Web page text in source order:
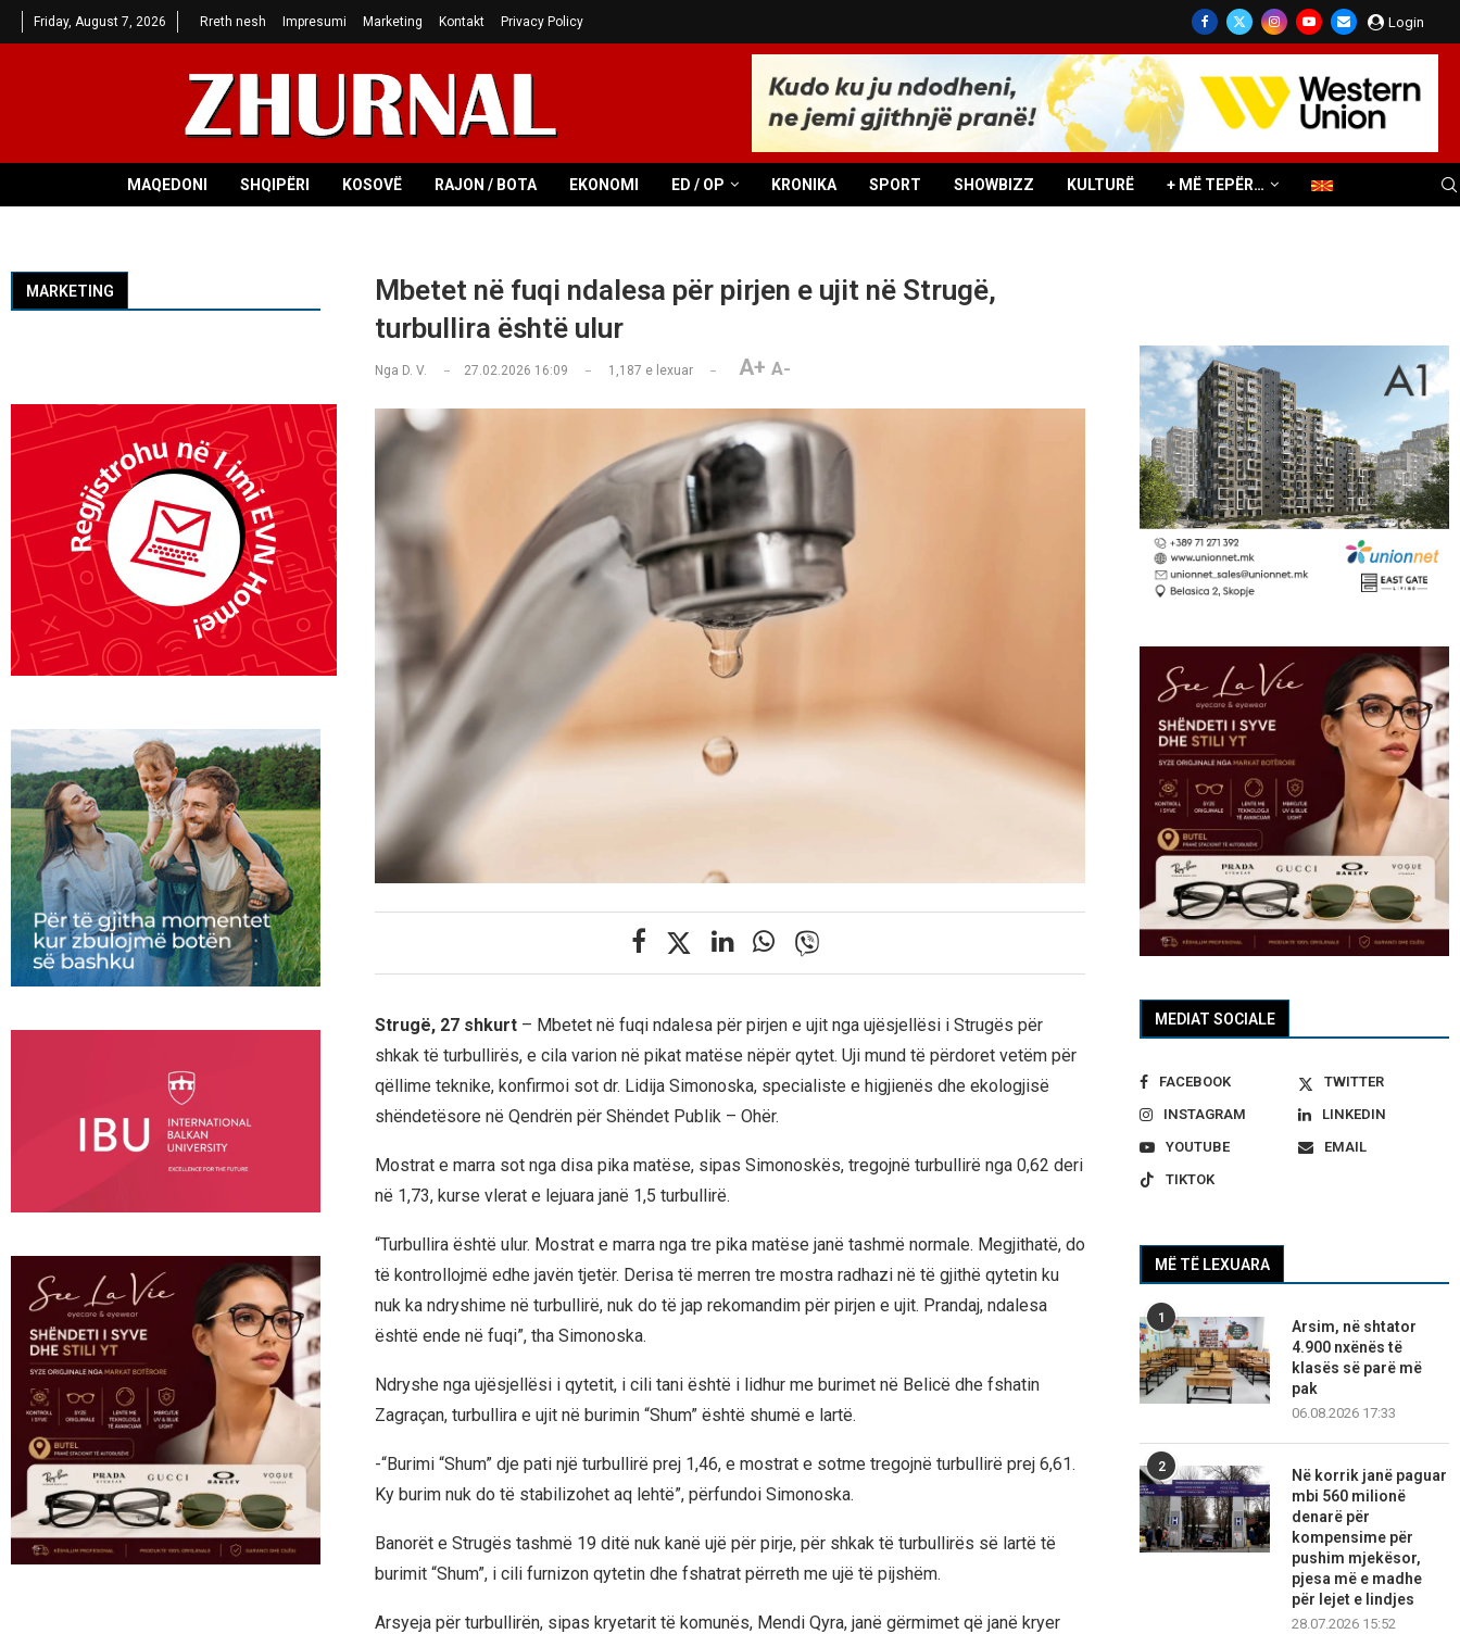
Friday, August 7, 2026 Rreth nesh Impresumi Marketing Kontakt Privacy Policy Login
MAQEDONI SHQIPËRI KOSOVË RAJON / BOTA EKONOMI ED / OP KRONIKA SPORT SHOWBIZZ KULTURË + MË TEPËR…
Mbetet në fuqi ndalesa për pirjen e ujit në Strugë,
turbullira është ulur
Nga D. V. 27.02.2026 16:09 1,187 e lexuar A+ A-
Strugë, 27 shkurt – Mbetet në fuqi ndalesa për pirjen e ujit nga ujësjellësi i Strugës për
shkak të turbullirës, e cila varion në pikat matëse nëpër qytet. Uji mund të përdoret vetëm për
qëllime teknike, konfirmoi sot dr. Lidija Simonoska, specialiste e higjienës dhe ekologjisë
shëndetësore në Qendrën për Shëndet Publik – Ohër.
Mostrat e marra sot nga disa pika matëse, sipas Simonoskës, tregojnë turbullirë nga 0,62 deri
në 1,73, kurse vlerat e lejuara janë 1,5 turbullirë.
“Turbullira është ulur. Mostrat e marra nga tre pika matëse janë tashmë normale. Megjithatë, do
të kontrollojmë edhe javën tjetër. Derisa të merren tre mostra radhazi në të gjithë qytetin ku
nuk ka ndryshime në turbullirë, nuk do të jap rekomandim për pirjen e ujit. Prandaj, ndalesa
është ende në fuqi”, tha Simonoska.
Ndryshe nga ujësjellësi i qytetit, i cili tani është i lidhur me burimet në Belicë dhe fshatin
Zagraçan, turbullira e ujit në burimin “Shum” është shumë e lartë.
-“Burimi “Shum” dje pati një turbullirë prej 1,46, e mostrat e sotme tregojnë turbullirë prej 6,61.
Ky burim nuk do të stabilizohet aq lehtë”, përfundoi Simonoska.
Banorët e Strugës tashmë 19 ditë nuk kanë ujë për pirje, për shkak të turbullirës së lartë të
burimit “Shum”, i cili furnizon qytetin dhe fshatrat përreth me ujë të pijshëm.
Arsyeja për turbullirën, sipas kryetarit të komunës, Mendi Qyra, janë gërmimet që janë kryer
MEDIAT SOCIALE
FACEBOOK
TWITTER
INSTAGRAM
LINKEDIN
YOUTUBE
EMAIL
TIKTOK
MË TË LEXUARA
1
Arsim, në shtator
4.900 nxënës të
klasës së parë më
pak
06.08.2026 17:33
2
Në korrik janë paguar
mbi 560 milionë
denarë për
kompensime për
pushim mjekësor,
pjesa më e madhe
për lejet e lindjes
28.07.2026 15:52
MARKETING